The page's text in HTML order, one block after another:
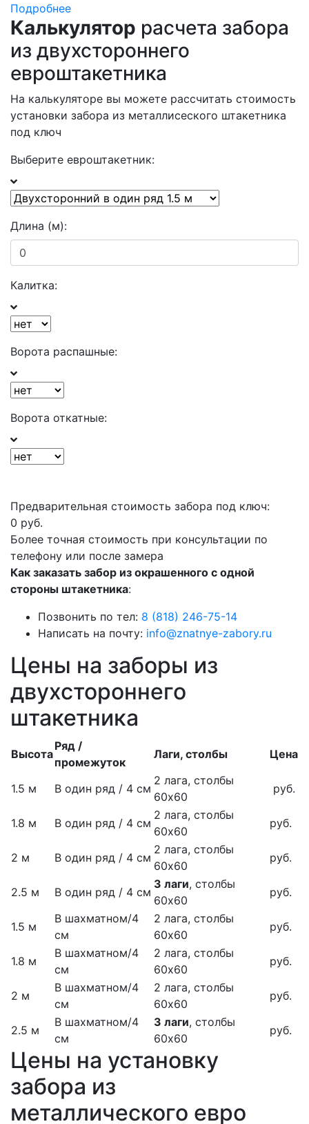
Подробнее
Калькулятор расчета забора
из двухстороннего
евроштакетника
На калькуляторе вы можете рассчитать стоимость
установки забора из металлисеского штакетника
под ключ
Выберите евроштакетник:
Длина (м):
Калитка:
Ворота распашные:
Ворота откатные:
Предварительная стоимость забора под ключ:
0 руб.
Более точная стоимость при консультации по
телефону или после замера
Как заказать забор из окрашенного с одной
стороны штакетника:
Позвонить по тел: 8 (818) 246-75-14
Написать на почту: info@znatnye-zabory.ru
Цены на заборы из
двухстороннего
штакетника
Высота
Ряд /
промежуток
Лаги, столбы Цена
1.5 м В один ряд / 4 см
2 лага, столбы
60х60
руб.
1.8 м В один ряд / 4 см
2 лага, столбы
60х60
руб.
2 м В один ряд / 4 см
2 лага, столбы
60х60
руб.
2.5 м В один ряд / 4 см
3 лаги, столбы
60х60
руб.
1.5 м
В шахматном/4
см
2 лага, столбы
60х60
руб.
1.8 м
В шахматном/4
см
2 лага, столбы
60х60
руб.
2 м
В шахматном/4
см
2 лага, столбы
60х60
руб.
2.5 м
В шахматном/4
см
3 лаги, столбы
60х60
руб.
Цены на установку
забора из
металлического евро